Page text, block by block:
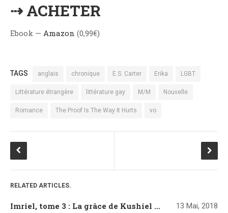
⇢ ACHETER
Ebook — Amazon (0,99€)
TAGS anglais chronique E.S. Carter Erika LGBT
Littérature étrangère littérature gay M/M Nouvelle
Romance The Proof Is The Way It Hurts vo
RELATED ARTICLES.
Imriel, tome 3 : La grâce de Kushiel de Jacqueline Carey 13 Mai, 2018